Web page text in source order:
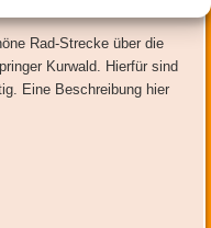
Rad-Strecke über die
Kurwald. Hierfür sind
Eine Beschreibung hier